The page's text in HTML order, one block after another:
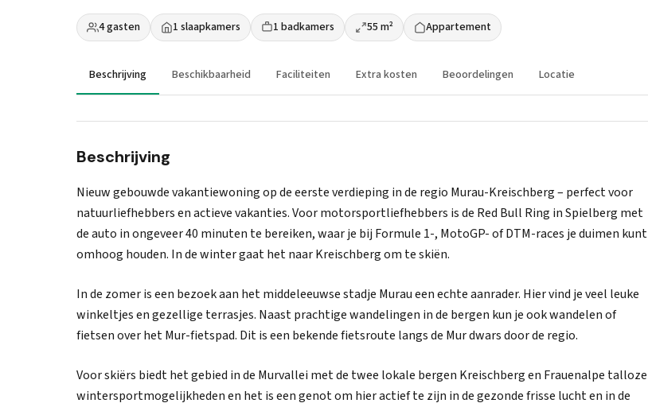
4 gasten 1 slaapkamers 1 badkamers 55 m² Appartement
Beschrijving Beschikbaarheid Faciliteiten Extra kosten Beoordelingen Locatie
Beschrijving
Nieuw gebouwde vakantiewoning op de eerste verdieping in de regio Murau-Kreischberg – perfect voor
natuurliefhebbers en actieve vakanties. Voor motorsportliefhebbers is de Red Bull Ring in Spielberg met
de auto in ongeveer 40 minuten te bereiken, waar je bij Formule 1-, MotoGP- of DTM-races je duimen kunt
omhoog houden. In de winter gaat het naar Kreischberg om te skiën.
In de zomer is een bezoek aan het middeleeuwse stadje Murau een echte aanrader. Hier vind je veel leuke
winkeltjes en gezellige terrasjes. Naast prachtige wandelingen in de bergen kun je ook wandelen of
fietsen over het Mur-fietspad. Dit is een bekende fietsroute langs de Mur dwars door de regio.
Voor skiërs biedt het gebied in de Murvallei met de twee lokale bergen Kreischberg en Frauenalpe talloze
wintersportmogelijkheden en het is een genot om hier actief te zijn in de gezonde frisse lucht en in de